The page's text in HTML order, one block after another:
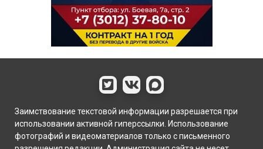
Заимствование текстовой информации разрешается при
использовании активной гиперссылки. Использование
фотографий и видеоматериалов только с письменного